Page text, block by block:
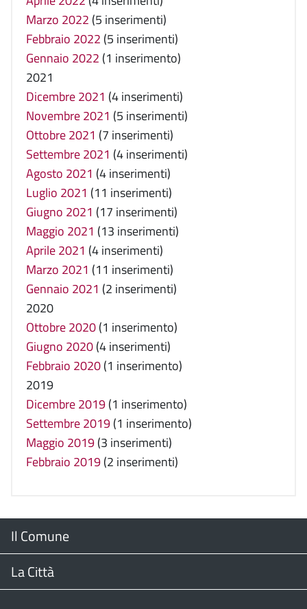
Marzo 2022 (5 inserimenti)
Febbraio 2022 (5 inserimenti)
Gennaio 2022 (1 inserimento)
2021
Dicembre 2021 (4 inserimenti)
Novembre 2021 (5 inserimenti)
Ottobre 2021 (7 inserimenti)
Settembre 2021 (4 inserimenti)
Agosto 2021 (4 inserimenti)
Luglio 2021 (11 inserimenti)
Giugno 2021 (17 inserimenti)
Maggio 2021 (13 inserimenti)
Aprile 2021 (4 inserimenti)
Marzo 2021 (11 inserimenti)
Gennaio 2021 (2 inserimenti)
2020
Ottobre 2020(1 inserimento)
Giugno 2020(4 inserimenti)
Febbraio 2020(1 inserimento)
2019
Dicembre 2019(1 inserimento)
Settembre 2019(1 inserimento)
Maggio 2019(3 inserimenti)
Febbraio 2019(2 inserimenti)
Menu
Footer
Il Comune
Il Sindaco
La Città